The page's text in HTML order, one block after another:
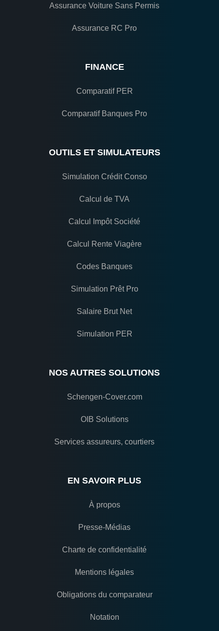
Assurance Voiture Sans Permis
Assurance RC Pro
FINANCE
Comparatif PER
Comparatif Banques Pro
OUTILS ET SIMULATEURS
Simulation Crédit Conso
Calcul de TVA
Calcul Impôt Société
Calcul Rente Viagère
Codes Banques
Simulation Prêt Pro
Salaire Brut Net
Simulation PER
NOS AUTRES SOLUTIONS
Schengen-Cover.com
OIB Solutions
Services assureurs, courtiers
EN SAVOIR PLUS
À propos
Presse-Médias
Charte de confidentialité
Mentions légales
Obligations du comparateur
Notation